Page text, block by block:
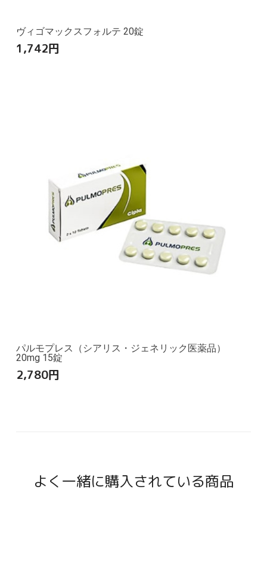
ヴィゴマックスフォルテ 20錠
1,742円
パルモプレス（シアリス・ジェネリック医薬品）
20mg 15錠
2,780円
よく一緒に購入されている商品